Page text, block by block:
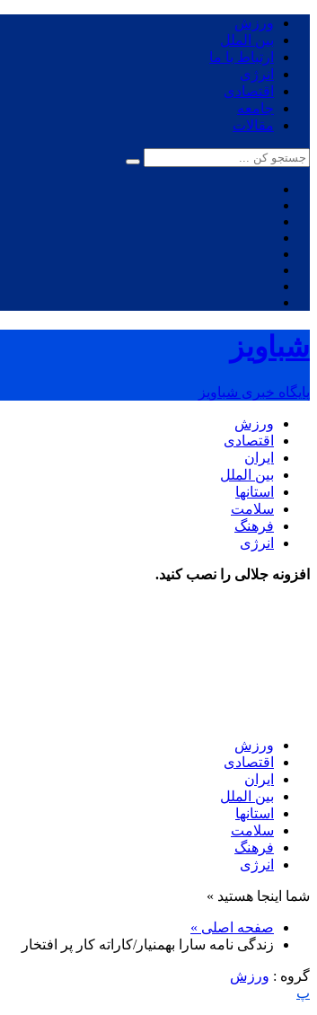
ورزش
بین الملل
ارتباط با ما
انرژی
اقتصادی
جامعه
مقالات
شباویز
پایگاه خبری شباویز
ورزش
اقتصادی
ایران
بین الملل
استانها
سلامت
فرهنگ
انرژی
افزونه جلالی را نصب کنید.
ورزش
اقتصادی
ایران
بین الملل
استانها
سلامت
فرهنگ
انرژی
شما اینجا هستید »
صفحه اصلی »
زندگی نامه سارا بهمنیار/کاراته کار پر افتخار
گروه : ورزش
پ